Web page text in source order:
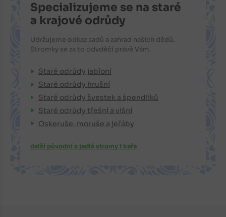
Specializujeme se na staré
a krajové odrůdy
Udržujeme odkaz sadů a zahrad našich dědů.
Stromky se za to odvděčí právě Vám.
Staré odrůdy jabloní
Staré odrůdy hrušní
Staré odrůdy švestek a špendlíků
Staré odrůdy třešní a višní
Oskeruše, moruše a jeřáby
další původní a jedlé stromy i keře